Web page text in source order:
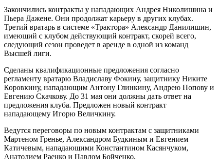
Закончились контракты у нападающих Андрея Николишина и
Пьера Дажене. Они продолжат карьеру в других клубах.
Третий вратарь в системе «Трактора» Александр Данилишин,
имеющий с клубом действующий контракт, скорей всего,
следующий сезон проведет в аренде в одной из команд
Высшей лиги.
Сделаны квалификационные предложения согласно
регламенту вратарю Владиславу Фокину, защитнику Никите
Коровкину, нападающим Антону Глинкину, Андрею Попову и
Евгению Скачкову. До 31 мая они должны дать ответ на
предложения клуба. Предложен новый контракт
нападающему Игорю Величкину.
Ведутся переговоры по новым контрактам с защитниками
Мартеном Гренье, Александром Будкиным и Евгением
Катичевым, нападающими Константином Касянчуком,
Анатолием Раенко и Павлом Бойченко.